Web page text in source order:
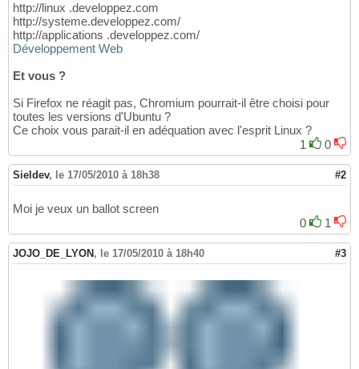
http://linux .developpez.com
http://systeme.developpez.com/
http://applications .developpez.com/
Développement Web
Et vous ?
Si Firefox ne réagit pas, Chromium pourrait-il être choisi pour
toutes les versions d'Ubuntu ?
Ce choix vous parait-il en adéquation avec l'esprit Linux ?
1
0
Sieldev, le 17/05/2010 à 18h38 #2
Moi je veux un ballot screen
0
1
JOJO_DE_LYON , le 17/05/2010 à 18h40 #3